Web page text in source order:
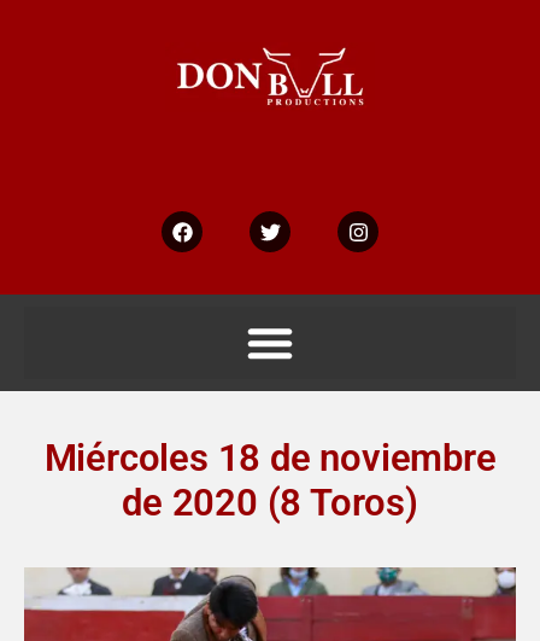
FacebookTwitter Instagram
Miércoles 18 de noviembre
de 2020 (8 Toros)